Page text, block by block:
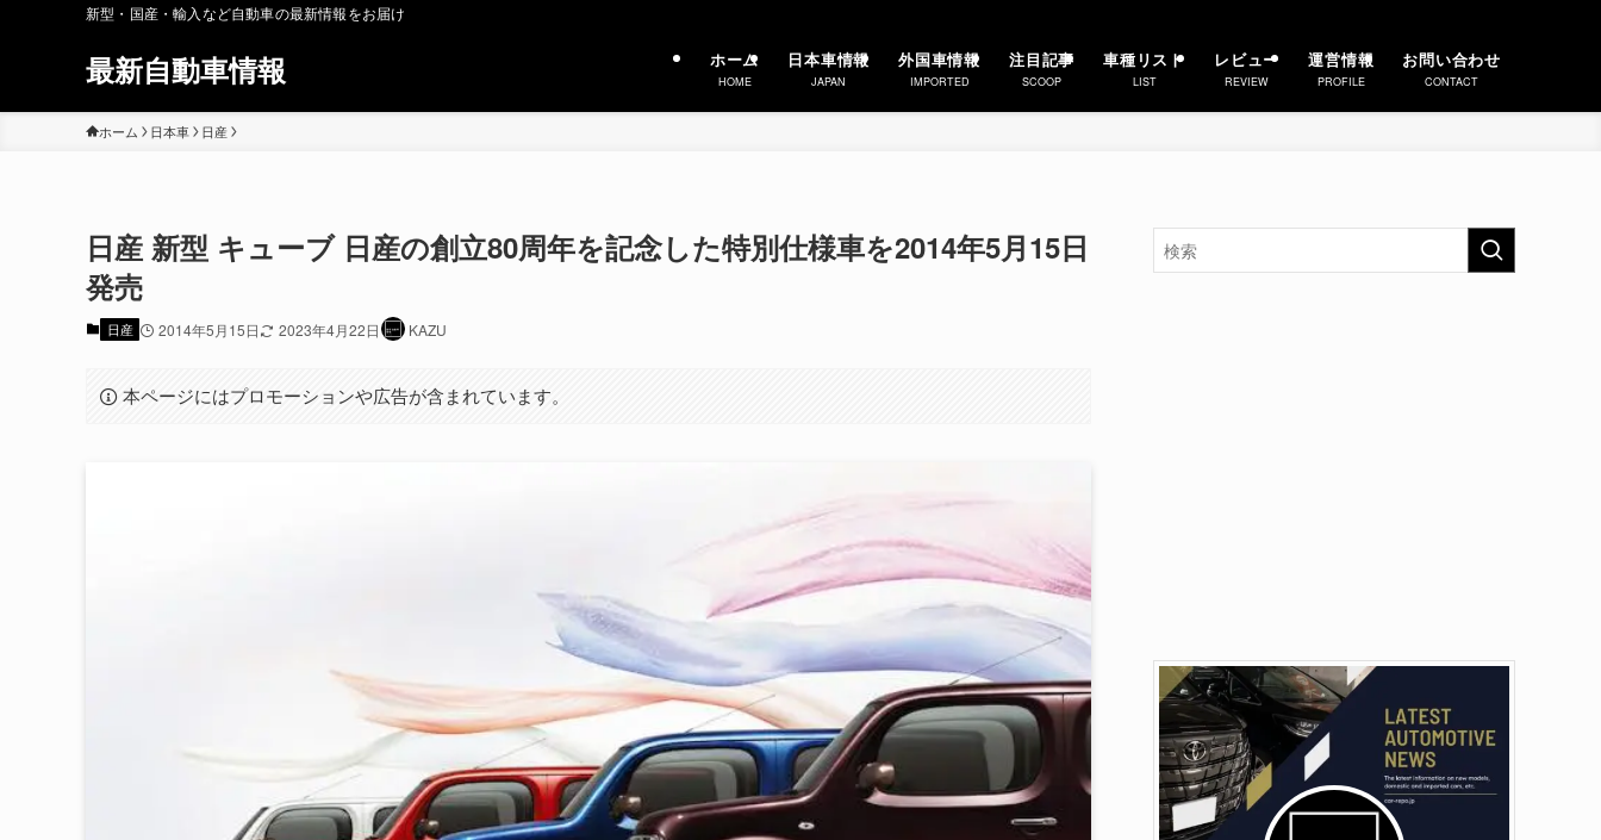
新型・国産・輸入など自動車の最新情報をお届け
最新自動車情報 ホーム
HOME
日本車情報
JAPAN
外国車情報
IMPORTED
注目記事
SCOOP
車種リスト
LIST
レビュー
REVIEW
運営情報
PROFILE
お問い合わせ
CONTACT
ホーム 日本車 日産
日産 新型 キューブ 日産の創立80周年を記念した特別仕様車を2014年5月15日
発売
日産 2014年5月15日 2023年4月22日 KAZU
本ページにはプロモーションや広告が含まれています。